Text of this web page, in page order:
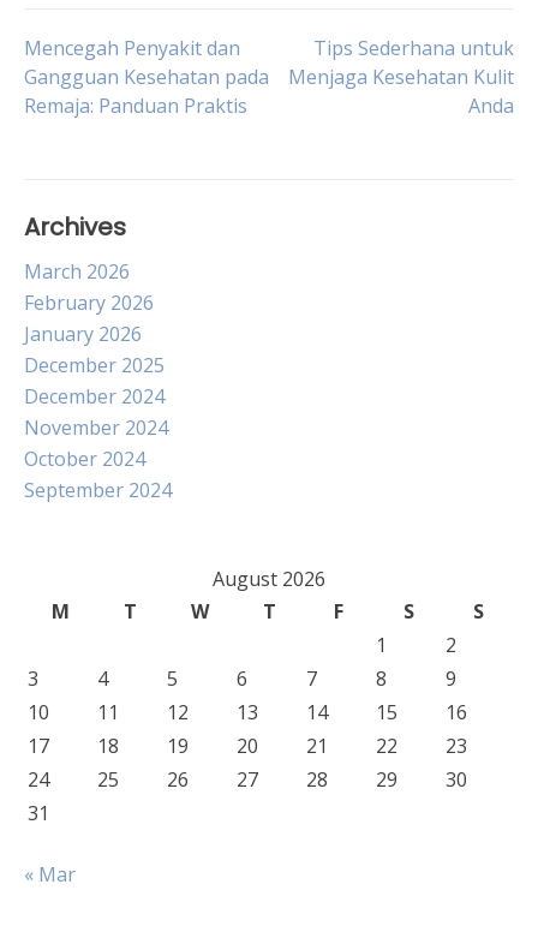
Post
navigation
Mencegah Penyakit dan
Gangguan Kesehatan pada
Remaja: Panduan Praktis
Tips Sederhana untuk
Menjaga Kesehatan Kulit
Anda
Archives
March 2026
February 2026
January 2026
December 2025
December 2024
November 2024
October 2024
September 2024
August 2026
M
T W T F S
S
1
2
3
4 5 6 7 8
9
10
11 12 13 14 15
16
17
18 19 20 21 22
23
24
25 26 27 28 29
30
31
« Mar